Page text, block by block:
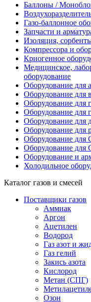
Баллоны /
Газо-баллонное
Запчасти и
Изоляция,
Компрессора и
Криогенное
Медицинское,
оборудование
Оборудование для
Оборудование для
Оборудование для
Оборудование для
Оборудование для
Оборудование для
Оборудование для
Оборудование для
Оборудование и
Холодильное
Каталог газов и смесей
Поставщики газов
Аммиак
Аргон
Ацетилен
Водород
Газ азот и
Газ гелий
Закись азота
Кислород
Метан (СПГ)
Озон